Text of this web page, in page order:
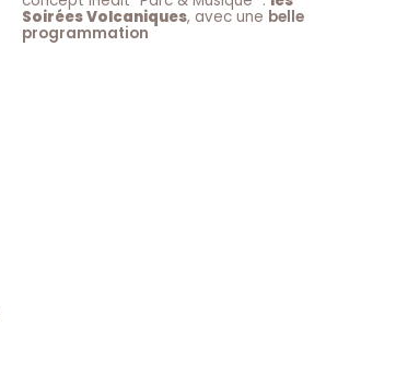
Soirées Volcaniques, avec une belle
programmation